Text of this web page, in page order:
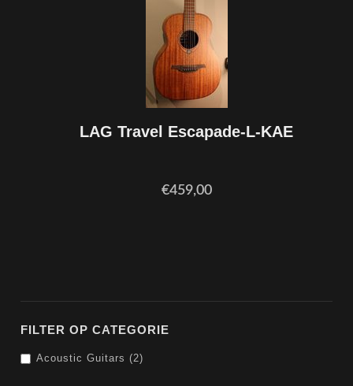
LAG Travel Escapade-L-KAE
€459,00
FILTER OP CATEGORIE
Acoustic Guitars (2)